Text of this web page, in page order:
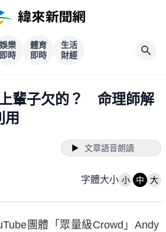
娛樂
即時
體育
即時
生活
財經
輩子欠的？ 命理師解
用
文章語音朗讀
字體大小 小 中 大
團體「眾量級Crowd」Andy